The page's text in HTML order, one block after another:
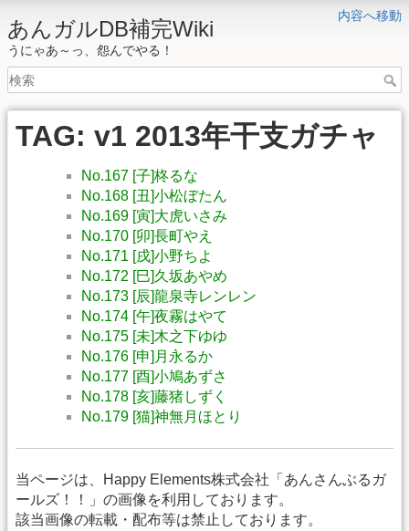
内容へ移動
あんガルDB補完Wiki
うにゃあ～っ、怨んでやる！
TAG: v1 2013年干支ガチャ
No.167 [子]柊るな
No.168 [丑]小松ぼたん
No.169 [寅]大虎いさみ
No.170 [卯]長町やえ
No.171 [戌]小野ちよ
No.172 [巳]久坂あやめ
No.173 [辰]龍泉寺レンレン
No.174 [午]夜霧はやて
No.175 [未]木之下ゆゆ
No.176 [申]月永るか
No.177 [酉]小鳩あずさ
No.178 [亥]藤猪しずく
No.179 [猫]神無月ほとり
当ページは、Happy Elements株式会社「あんさんぶるガ
ールズ！！」の画像を利用しております。
該当画像の転載・配布等は禁止しております。